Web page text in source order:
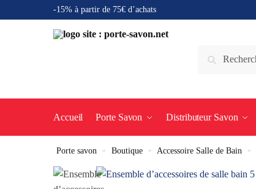
-15% à partir de 75€ d’achats
Accueil Porte Savon Distributeur Savon
Porte savon » Boutique » Accessoire Salle de Bain »